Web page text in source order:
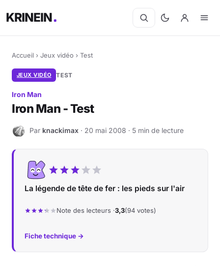
KRINEIN
Accueil › Jeux vidéo › Test
JEUX VIDÉO TEST
Iron Man
Iron Man - Test
K Par knackimax · 20 mai 2008 · 5 min de lecture
La légende de tête de fer : les pieds sur l'air
Note des lecteurs ·3,3(94 votes)
Fiche technique →